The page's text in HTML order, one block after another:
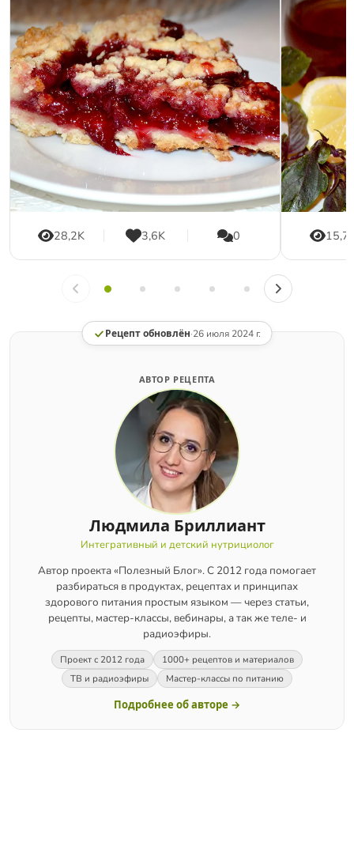
28,2K 3,6K 0
Рецепт обновлён·26 июля 2024 г.
АВТОР РЕЦЕПТА
Людмила Бриллиант
Интегративный и детский нутрициолог
Автор проекта «Полезный Блог». С 2012 года помогает
разбираться в продуктах, рецептах и принципах
здорового питания простым языком — через статьи,
рецепты, мастер-классы, вебинары, а так же теле- и
радиоэфиры.
Проект с 2012 года
1000+ рецептов и материалов
ТВ и радиоэфиры
Мастер-классы по питанию
Подробнее об авторе →